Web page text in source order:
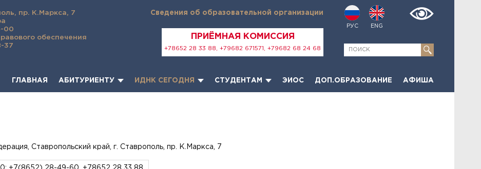
пр. К.Маркса, 7
00
обеспечения
37
Сведения об образовательной организации
ПРИЁМНАЯ КОМИССИЯ
+78652 28 33 88, +79682 671571, +79682 68 24 68
РУС ENG
ГЛАВНАЯ АБИТУРИЕНТУ ИДНК СЕГОДНЯ СТУДЕНТАМ ЭИОС ДОП.ОБРАЗОВАНИЕ АФИША
Ставропольский край, г. Ставрополь, пр. К.Маркса, 7